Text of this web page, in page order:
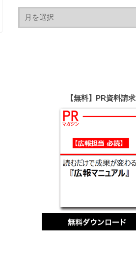
【無料】PR資料請求